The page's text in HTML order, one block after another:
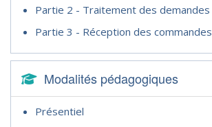
Partie 2 - Traitement des
Partie 3 - Réception des
Modalités pédagogiques
Présentiel